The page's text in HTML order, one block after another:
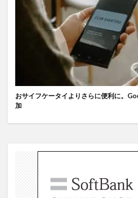
おサイフケータイよりさらに便利に。
加